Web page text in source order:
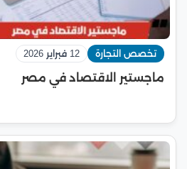
تخصص التجارة 12 فبراير 2026
ماجستير الاقتصاد في مصر